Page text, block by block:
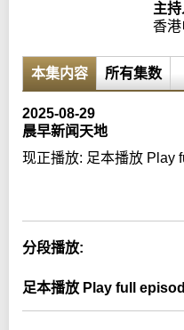
主
香
本集内容 所有集数
2025-08-29
晨早新闻天地
现正播放: 足本播放 Play
分段播放:
足本播放 Play full